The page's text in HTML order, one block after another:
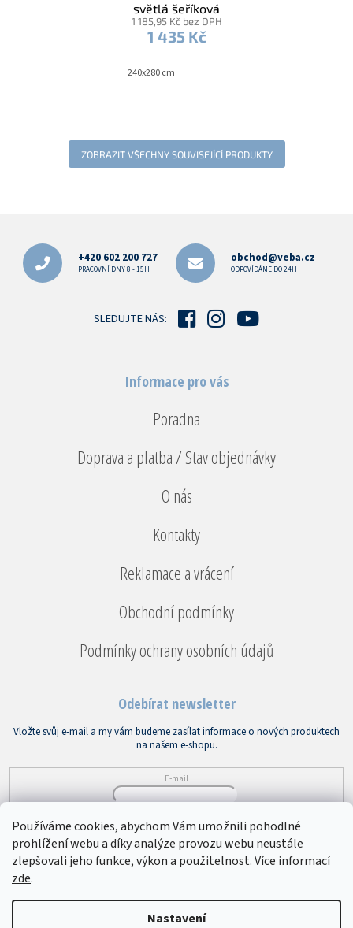
Používáme cookies, abychom Vám umožnili pohodlné
prohlížení webu a díky analýze provozu webu neustále
zlepšovali jeho funkce, výkon a použitelnost. Více informací
zde.
Nastavení
světlá šeříková
1 185,95 Kč bez DPH
1 435 Kč
240x280 cm
ZOBRAZIT VŠECHNY SOUVISEJÍCÍ PRODUKTY
+420 602 200 727
PRACOVNÍ DNY 8 - 15H
obchod@veba.cz
ODPOVÍDÁME DO 24H
SLEDUJTE NÁS:
Informace pro vás
Poradna
Doprava a platba / Stav objednávky
O nás
Kontakty
Reklamace a vrácení
Obchodní podmínky
Podmínky ochrany osobních údajů
Odebírat newsletter
Vložte svůj e-mail a my vám budeme zasílat informace o nových produktech
na našem e-shopu.
E-mail
PŘIHLÁSIT SE
Bytový textil VEBA . Všechna práva vyhrazena.
nastavení cookies